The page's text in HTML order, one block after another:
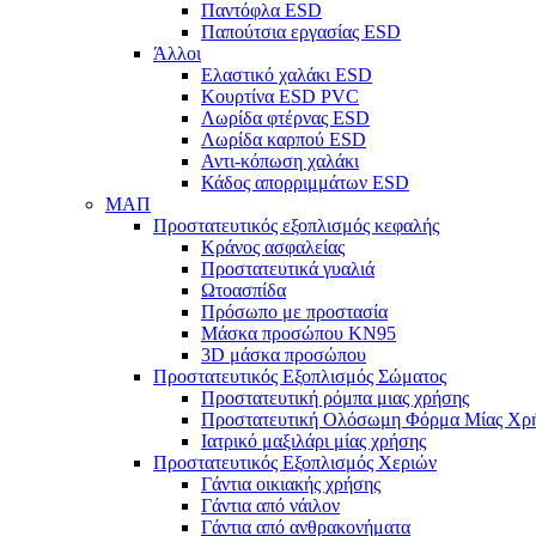
Παντόφλα ESD
Παπούτσια εργασίας ESD
Άλλοι
Ελαστικό χαλάκι ESD
Κουρτίνα ESD PVC
Λωρίδα φτέρνας ESD
Λωρίδα καρπού ESD
Αντι-κόπωση χαλάκι
Κάδος απορριμμάτων ESD
ΜΑΠ
Προστατευτικός εξοπλισμός κεφαλής
Κράνος ασφαλείας
Προστατευτικά γυαλιά
Ωτοασπίδα
Πρόσωπο με προστασία
Μάσκα προσώπου KN95
3D μάσκα προσώπου
Προστατευτικός Εξοπλισμός Σώματος
Προστατευτική ρόμπα μιας χρήσης
Προστατευτική Ολόσωμη Φόρμα Μίας
Ιατρικό μαξιλάρι μίας χρήσης
Προστατευτικός Εξοπλισμός Χεριών
Γάντια οικιακής χρήσης
Γάντια από νάιλον
Γάντια από ανθρακονήματα